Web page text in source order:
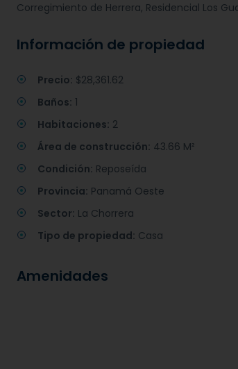
Corregimiento de Herrera, Residencial Los
Información de propiedad
Precio: $28,361.62
Baños: 1
Habitaciones: 2
Área de construcción: 43.66 M²
Condición: Reposeída
Provincia: Panamá Oeste
Sector: La Chorrera
Tipo de propiedad: Casa
Amenidades